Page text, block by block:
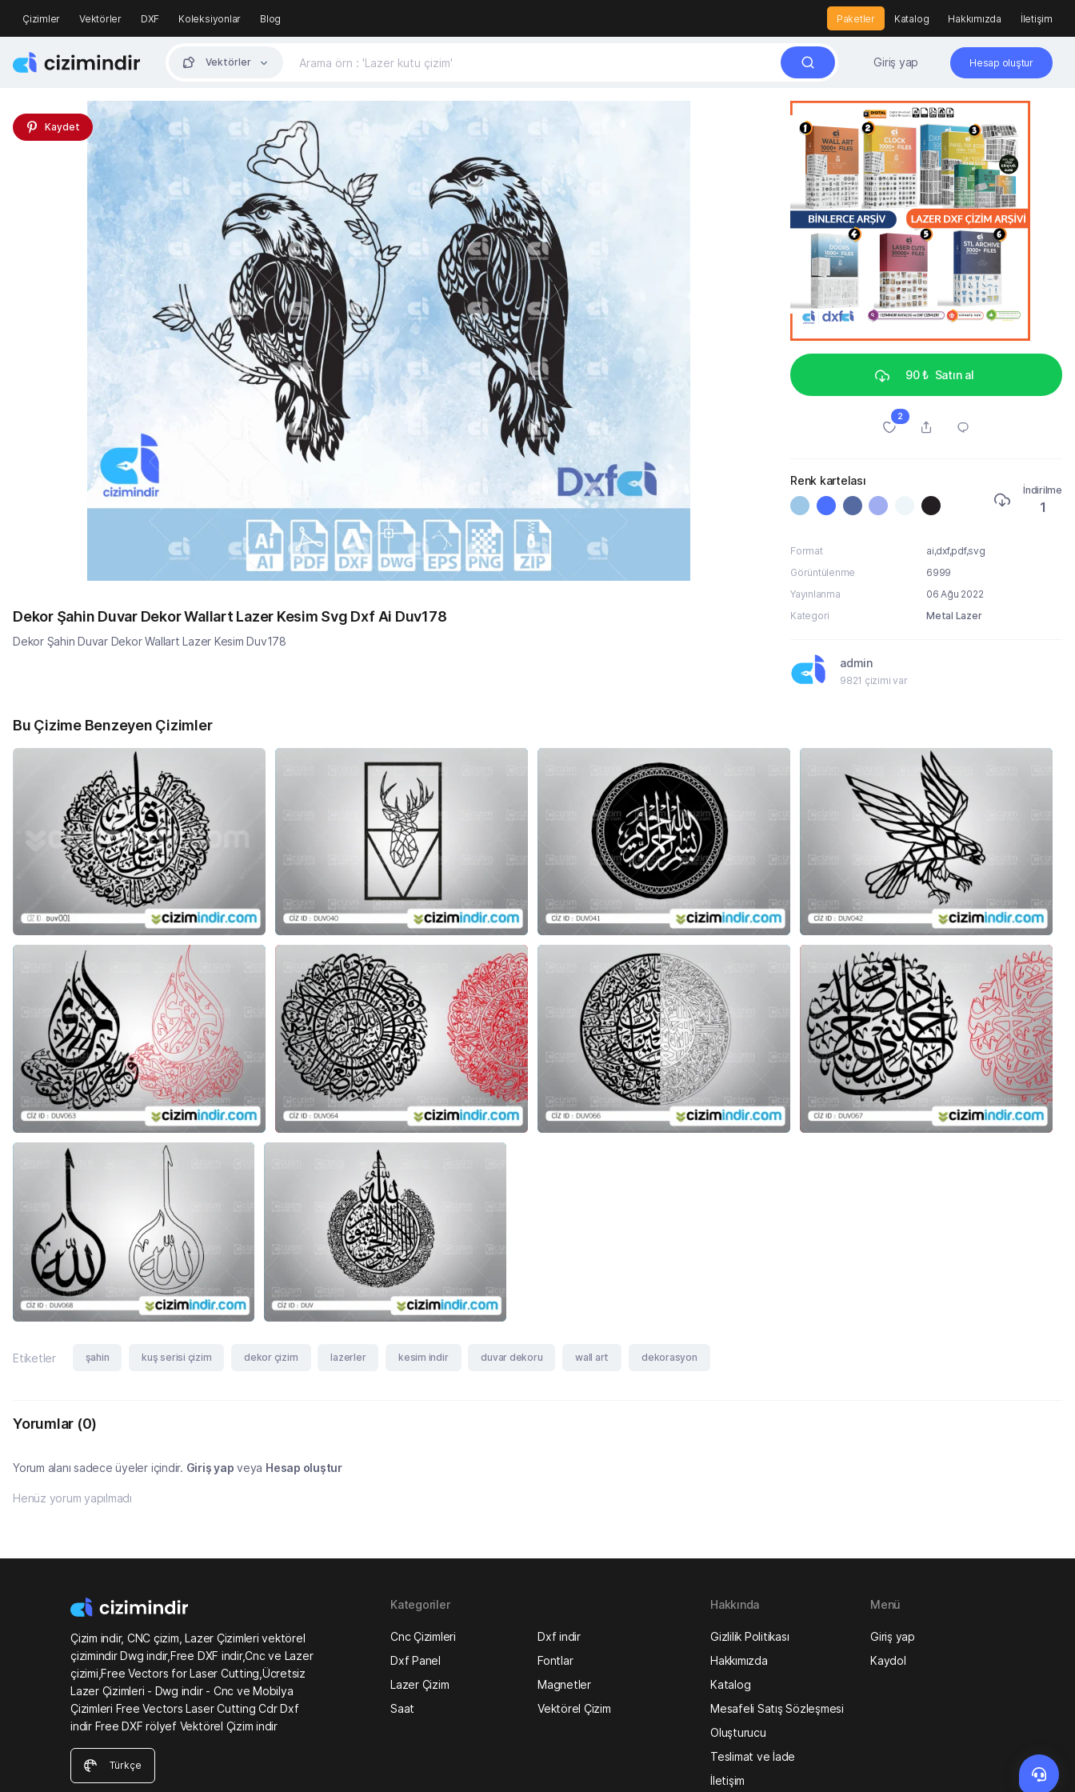
Çizimler Vektörler DXF Koleksiyonlar Blog Paketler Katalog Hakkımızda İletişim
Vektörler Giriş yap Hesap oluştur
Kaydet
Dekor Şahin Duvar Dekor Wallart Lazer Kesim Svg Dxf Ai Duv178
Dekor Şahin Duvar Dekor Wallart Lazer Kesim Duv178
90 ₺ Satın al
2
Renk kartelası
İndirilme
1
Format
ai,dxf,pdf,svg
Görüntülenme
6999
Yayınlanma
06 Ağu 2022
Kategori
Metal Lazer
admin
9821 çizimi var
Bu Çizime Benzeyen Çizimler
Etiketler şahin kuş serisi çizim dekor çizim lazerler kesim indir duvar dekoru wall art dekorasyon
Yorumlar (0)
Yorum alanı sadece üyeler içindir. Giriş yap veya Hesap oluştur
Henüz yorum yapılmadı
Çizim indir, CNC çizim, Lazer Çizimleri vektörel
çizimindir Dwg indir,Free DXF indir,Cnc ve Lazer
çizimi,Free Vectors for Laser Cutting,Ücretsiz
Lazer Çizimleri - Dwg indir - Cnc ve Mobilya
Çizimleri Free Vectors Laser Cutting Cdr Dxf
indir Free DXF rölyef Vektörel Çizim indir
Türkçe
Kategoriler
Cnc Çizimleri
Dxf indir
Dxf Panel
Fontlar
Lazer Çizim
Magnetler
Saat
Vektörel Çizim
Hakkında
Gizlilik Politikası
Hakkımızda
Katalog
Mesafeli Satış Sözleşmesi
Oluşturucu
Teslimat ve İade
İletişim
Menü
Giriş yap
Kaydol